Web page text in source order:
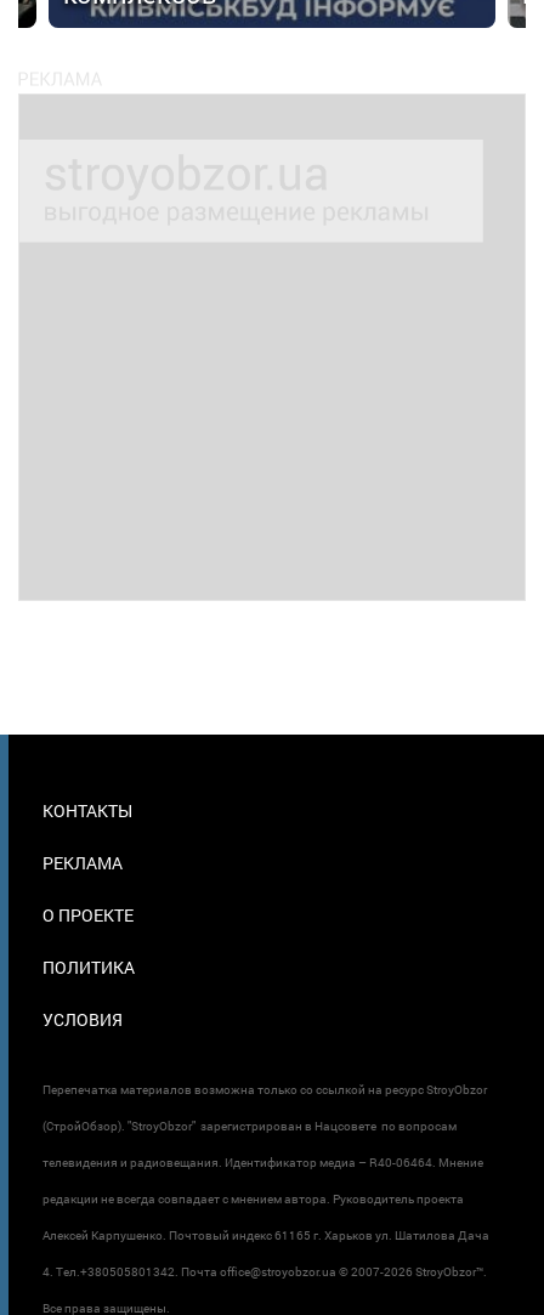
В
КОНТАКТЫ
РЕКЛАМА
О ПРОЕКТЕ
ПОЛИТИКА
УСЛОВИЯ
Перепечатка материалов возможна только со ссылкой на ресурс StroyObzor
(СтройОбзор). "StroyObzor" зарегистрирован в Нацсовете по вопросам
телевидения и радиовещания. Идентификатор медиа – R40-06464. Мнение
редакции не всегда совпадает с мнением автора. Руководитель проекта
Алексей Карпушенко. Почтовый индекс 61165 г. Харьков ул. Шатилова Дача
4. Тел.+380505801342. Почта office@stroyobzor.ua © 2007-2026 StroyObzor™.
Все права защищены.